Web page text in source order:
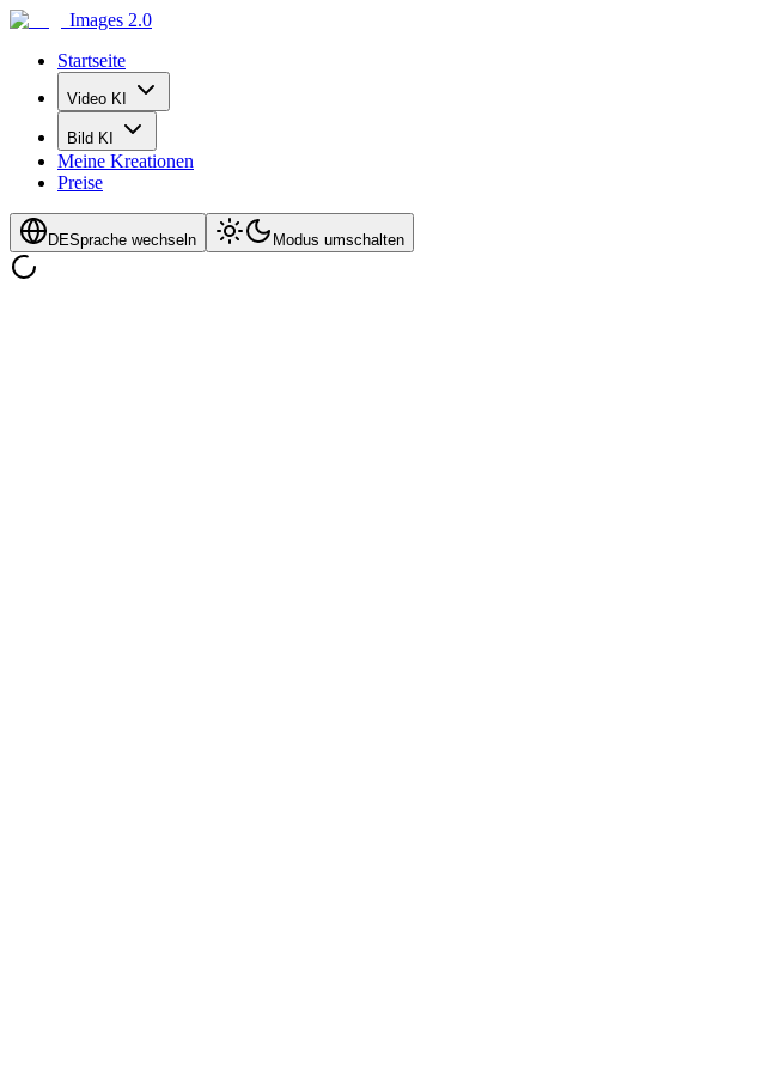
Images 2.0
Startseite
Video KI
Bild KI
Meine Kreationen
Preise
DESprache wechseln Modus umschalten